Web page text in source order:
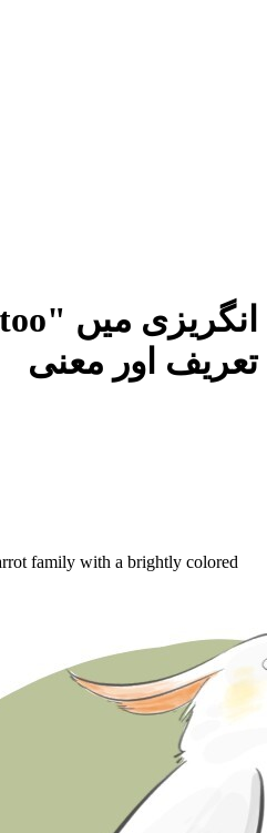
تعریف اور معنی
family with a brightly colored